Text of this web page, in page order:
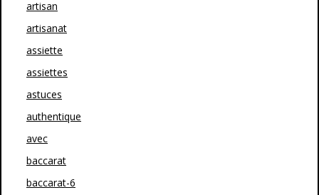
artisan
artisanat
assiette
assiettes
astuces
authentique
avec
baccarat
baccarat-6